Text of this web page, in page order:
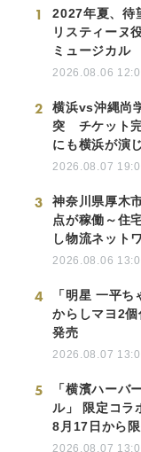
1
2027年夏、待
リスティーヌ
ミュージカル
2026.08.06
2
横浜vs沖縄尚
突 チケット
にも横浜が演
2026.08.07
3
神奈川県厚木
点が稼働～住
し物流ネット
2026.08.06
4
「明星 一平
からしマヨ2
発売
2026.08.07
5
「横濱ハーバ
ル」 限定コ
8月17日から
2026.08.07